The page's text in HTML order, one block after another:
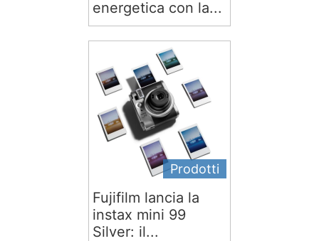
energetica con la...
Prodotti
Fujifilm lancia la
instax mini 99
Silver: il...